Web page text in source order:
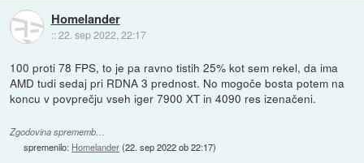
Homelander
::22. sep 2022, 22:17
100 proti 78 FPS, to je pa ravno tistih 25% kot sem rekel, da ima
AMD tudi sedaj pri RDNA 3 prednost. No mogoče bosta potem na
koncu v povprečju vseh iger 7900 XT in 4090 res izenačeni.
Zgodovina sprememb…
spremenilo: Homelander(22. sep 2022 ob 22:17)